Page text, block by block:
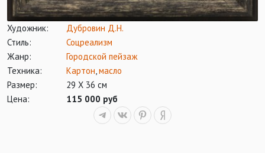
Художник:
Дубровин Д.Н.
Стиль:
Соцреализм
Жанр:
Городской пейзаж
Техника:
Картон масло
Размер:
29 Х 36 см
Цена:
115 000 руб